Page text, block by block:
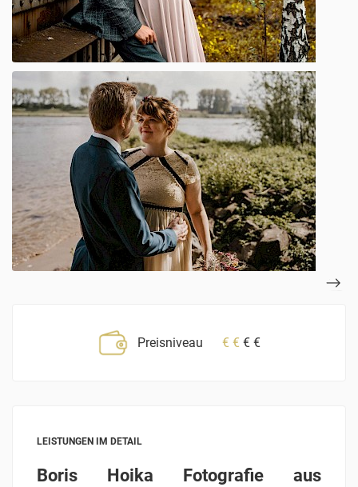
Preisniveau € € € €
LEISTUNGEN IM DETAIL
Boris Hoika Fotografie aus